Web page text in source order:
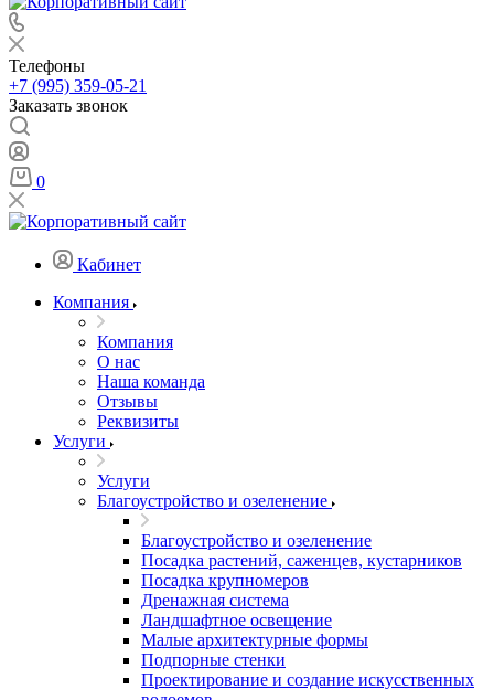
Телефоны
+7 (995) 359-05-21
Заказать звонок
0
Кабинет
Компания
Компания
О нас
Наша команда
Отзывы
Реквизиты
Услуги
Услуги
Благоустройство и озеленение
Благоустройство и озеленение
Посадка растений, саженцев, кустарников
Посадка крупномеров
Дренажная система
Ландшафтное освещение
Малые архитектурные формы
Подпорные стенки
Проектирование и создание искусственных